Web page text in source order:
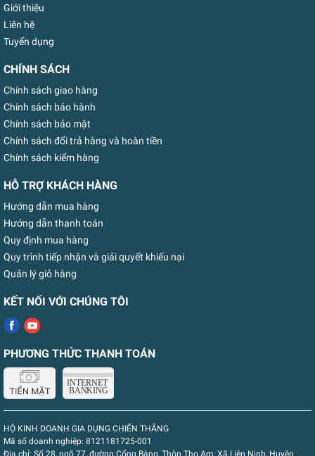
Giới thiệu
Liên hệ
Tuyển dụng
CHÍNH SÁCH
Chính sách giao hàng
Chính sách bảo hành
Chính sách bảo mật
Chính sách đổi trả hàng và hoàn tiền
Chính sách kiểm hàng
HỖ TRỢ KHÁCH HÀNG
Hướng dẫn mua hàng
Hướng dẫn thanh toán
Quy định mua hàng
Quy trình tiếp nhận và giải quyết khiếu nại
Quản lý giỏ hàng
KẾT NỐI VỚI CHÚNG TÔI
PHƯƠNG THỨC THANH TOÁN
HỘ KINH DOANH GIA DỤNG CHIẾN THẮNG
Mã số doanh nghiệp: 8121181725-001
Địa chỉ: Số 28, ngõ 77, đường Cổng Bàng, Thôn Thọ Am, Xã Liên Ninh, Huyện